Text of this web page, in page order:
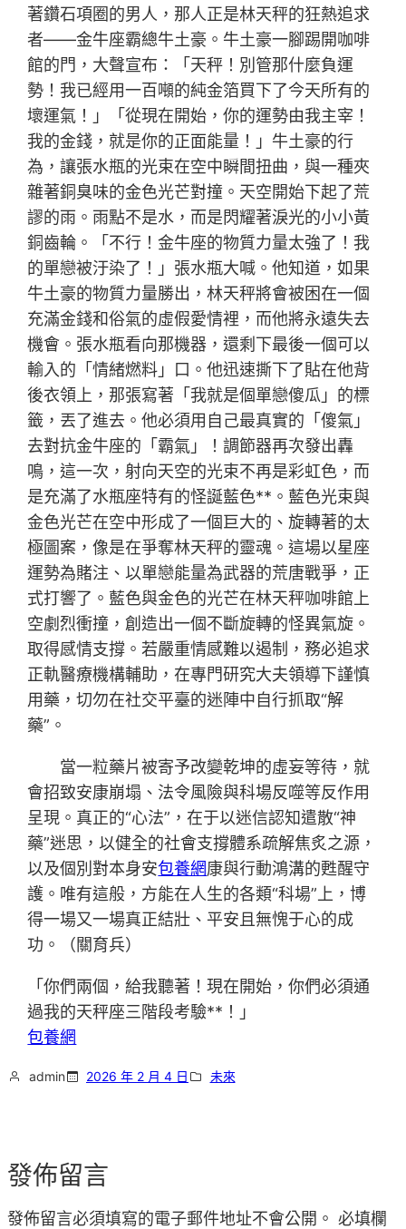
著鑽石項圈的男人，那人正是林天秤的狂熱追求
者——金牛座霸總牛土豪。牛土豪一腳踢開咖啡
館的門，大聲宣布：「天秤！別管那什麼負運
勢！我已經用一百噸的純金箔買下了今天所有的
壞運氣！」「從現在開始，你的運勢由我主宰！
我的金錢，就是你的正面能量！」牛土豪的行
為，讓張水瓶的光束在空中瞬間扭曲，與一種夾
雜著銅臭味的金色光芒對撞。天空開始下起了荒
謬的雨。雨點不是水，而是閃耀著淚光的小小黃
銅齒輪。「不行！金牛座的物質力量太強了！我
的單戀被汙染了！」張水瓶大喊。他知道，如果
牛土豪的物質力量勝出，林天秤將會被困在一個
充滿金錢和俗氣的虛假愛情裡，而他將永遠失去
機會。張水瓶看向那機器，還剩下最後一個可以
輸入的「情緒燃料」口。他迅速撕下了貼在他背
後衣領上，那張寫著「我就是個單戀傻瓜」的標
籤，丟了進去。他必須用自己最真實的「傻氣」
去對抗金牛座的「霸氣」！調節器再次發出轟
鳴，這一次，射向天空的光束不再是彩虹色，而
是充滿了水瓶座特有的怪誕藍色**。藍色光束與
金色光芒在空中形成了一個巨大的、旋轉著的太
極圖案，像是在爭奪林天秤的靈魂。這場以星座
運勢為賭注、以單戀能量為武器的荒唐戰爭，正
式打響了。藍色與金色的光芒在林天秤咖啡館上
空劇烈衝撞，創造出一個不斷旋轉的怪異氣旋。
取得感情支撐。若嚴重情感難以遏制，務必追求
正軌醫療機構輔助，在專門研究大夫領導下謹慎
用藥，切勿在社交平臺的迷陣中自行抓取“解
藥”。
當一粒藥片被寄予改變乾坤的虛妄等待，就
會招致安康崩塌、法令風險與科場反噬等反作用
呈現。真正的“心法”，在于以迷信認知遣散“神
藥”迷思，以健全的社會支撐體系疏解焦炙之源，
以及個別對本身安包養網康與行動鴻溝的甦醒守
護。唯有這般，方能在人生的各類“科場”上，博
得一場又一場真正結壯、平安且無愧于心的成
功。（關育兵）
「你們兩個，給我聽著！現在開始，你們必須通
過我的天秤座三階段考驗**！」
包養網
admin 2026 年 2 月 4 日 未來
發佈留言
發佈留言必須填寫的電子郵件地址不會公開。 必填欄